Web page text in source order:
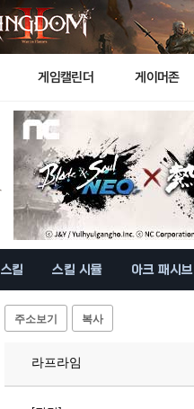
게임캘린더 게이머존
스킬 스킬 시뮬 아크 패시브
주소보기 복사
라프라임